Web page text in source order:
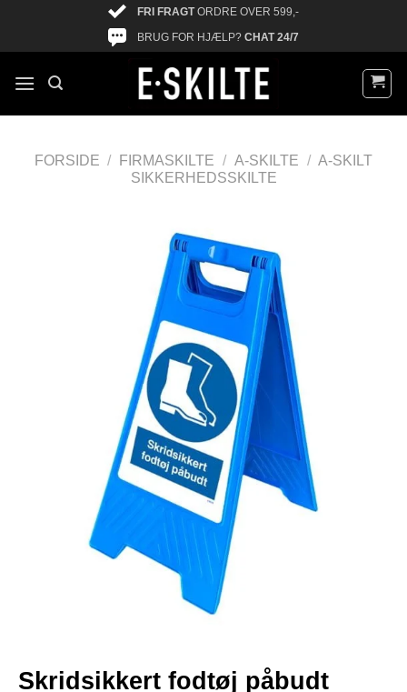
FRI FRAGTORDRE OVER 599,-
BRUG FOR HJÆLP? CHAT 24/7
FORSIDE / FIRMASKILTE / A-SKILTE / A-SKILT
SIKKERHEDSSKILTE
Skridsikkert fodtøj påbudt